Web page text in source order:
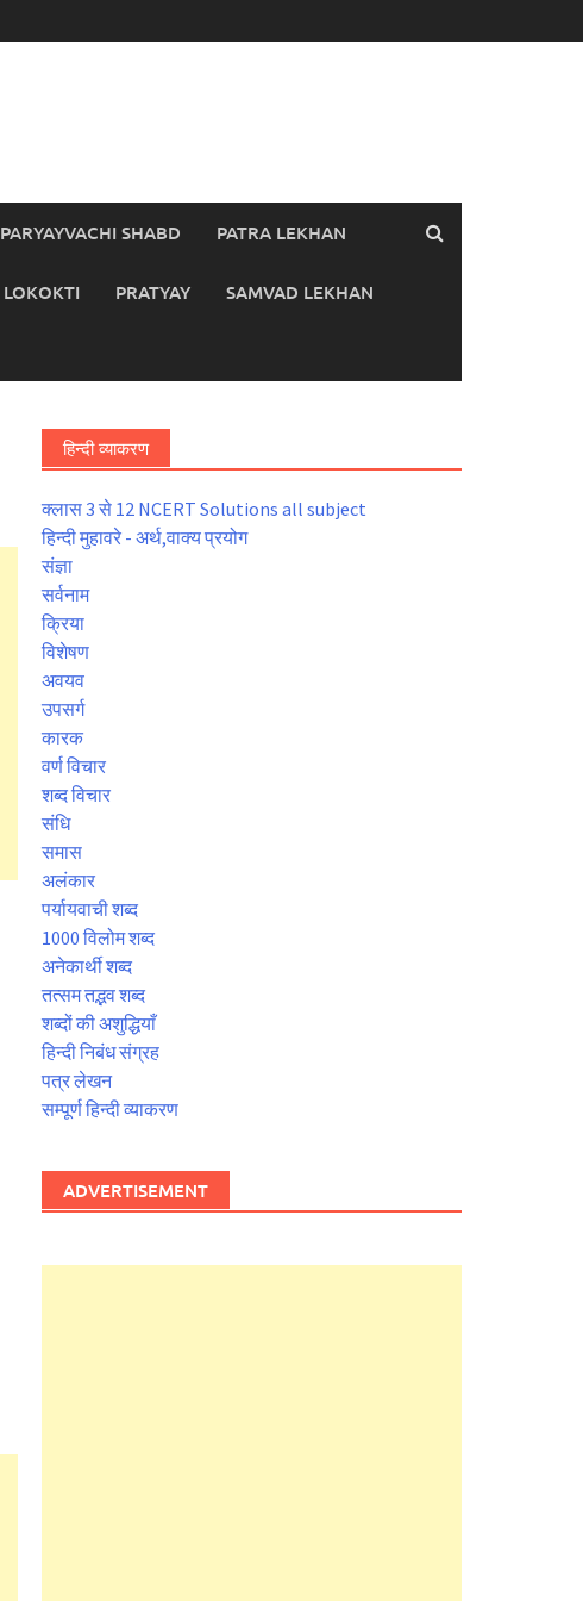
PARYAYVACHI SHABD PATRA LEKHAN
LOKOKTI PRATYAY SAMVAD LEKHAN
हिन्दी व्याकरण
क्लास 3 से 12 NCERT Solutions all subject
हिन्दी मुहावरे - अर्थ,वाक्य प्रयोग
संज्ञा
सर्वनाम
क्रिया
विशेषण
अवयव
उपसर्ग
कारक
वर्ण विचार
शब्द विचार
संधि
समास
अलंकार
पर्यायवाची शब्द
1000 विलोम शब्द
अनेकार्थी शब्द
तत्सम तद्भव शब्द
शब्दों की अशुद्धियाँ
हिन्दी निबंध संग्रह
पत्र लेखन
सम्पूर्ण हिन्दी व्याकरण
ADVERTISEMENT